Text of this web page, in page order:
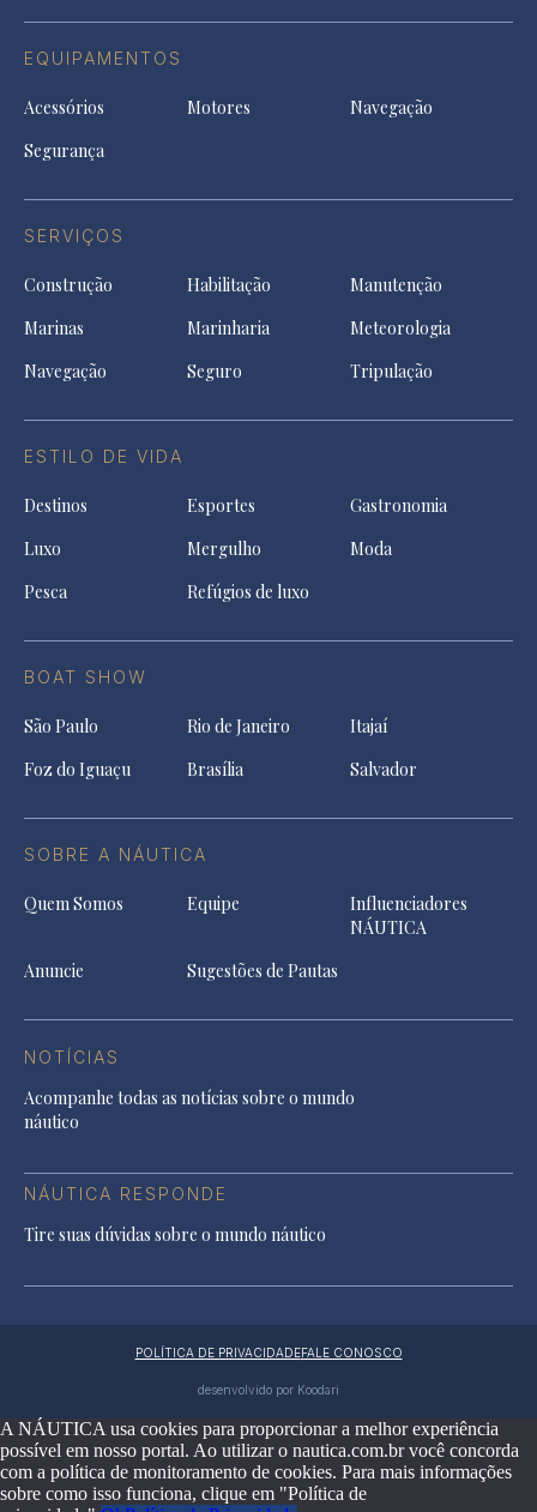
EQUIPAMENTOS
Acessórios Motores
Navegação
Segurança
SERVIÇOS
Construção Habilitação
Manutenção
Marinas
Marinharia
Meteorologia
Navegação
Seguro Tripulação
ESTILO DE VIDA
Destinos Esportes
Gastronomia
Luxo
Mergulho
Moda
Pesca
Refúgios de luxo
BOAT SHOW
São Paulo Rio de Janeiro
Itajaí
Foz do Iguaçu
Brasília Salvador
SOBRE A NÁUTICA
Quem Somos Equipe
Influenciadores
NÁUTICA
Anuncie
Sugestões de Pautas
NOTÍCIAS
Acompanhe todas as notícias sobre o mundo
náutico
NÁUTICA RESPONDE
Tire suas dúvidas sobre o mundo náutico
POLÍTICA DE PRIVACIDADEFALE CONOSCO
desenvolvido por Koodari
A NÁUTICA usa cookies para proporcionar a melhor experiência
possível em nosso portal. Ao utilizar o nautica.com.br você concorda
com a política de monitoramento de cookies. Para mais informações
sobre como isso funciona, clique em "Política de